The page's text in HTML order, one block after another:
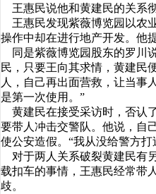
王惠民说他和黄建民的关系
王惠民发现紫薇博览园以农
操作中却在进行地产开发。他
同是紫薇博览园股东的罗川
民，只要王向其求情，黄建民
人，自己再出面营救，让当事
是第一次使用。”
黄建民在接受采访时，否认
要带人冲击交警队。他说，自
使公安造假。“我从没给警方打
对于两人关系破裂黄建民有
载扣车的事情，王惠民经常带
歧。